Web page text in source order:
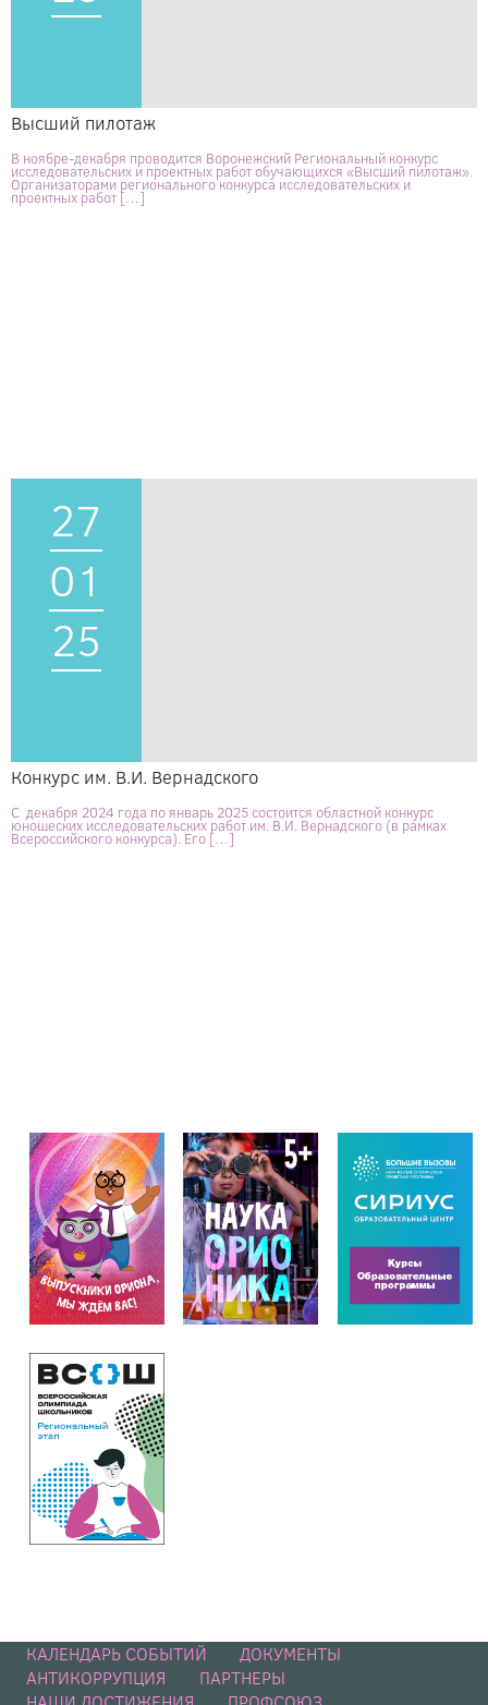
Высший пилотаж
В ноябре-декабря проводится Воронежский Региональный конкурс
исследовательских и проектных работ обучающихся «Высший пилотаж».
Организаторами регионального конкурса исследовательских и
проектных работ […]
27
01
25
Конкурс им. В.И. Вернадского
С декабря 2024 года по январь 2025 состоится областной конкурс
юношеских исследовательских работ им. В.И. Вернадского (в рамках
Всероссийского конкурса). Его […]
КАЛЕНДАРЬ СОБЫТИЙ
ДОКУМЕНТЫ
АНТИКОРРУПЦИЯ
ПАРТНЕРЫ